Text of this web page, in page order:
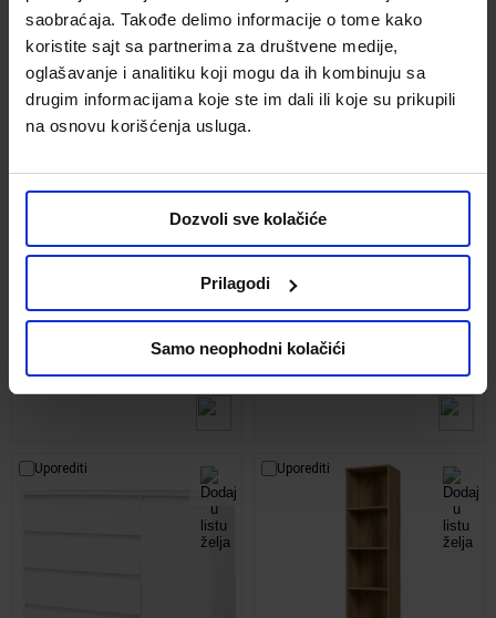
saobraćaja. Takođe delimo informacije o tome kako
koristite sajt sa partnerima za društvene medije,
oglašavanje i analitiku koji mogu da ih kombinuju sa
drugim informacijama koje ste im dali ili koje su prikupili
na osnovu korišćenja usluga.
Dozvoli sve kolačiće
Prilagodi
Samo neophodni kolačići
Uporediti
Cosmo komoda 2 vrata+4 fioke
184x41x97 bela
Uporediti
Cosmo komoda 1 vrata+4 fioke
138x41x97 natur (riviera hrast)
Uporediti Uporediti